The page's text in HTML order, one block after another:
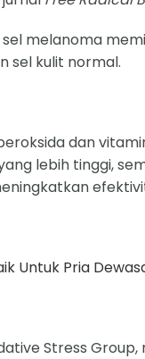
melanoma
sel kulit normal.
dan
lebih tinggi,
Untuk Pria
Stress